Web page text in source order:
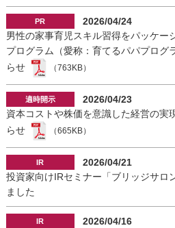
2026/04/24
男性の家事育児スキル習得をパッケー
プログラム（愛称：育てるパパプログ
らせ
（763KB）
2026/04/23
資本コストや株価を意識した経営の実
らせ
（665KB）
2026/04/21
投資家向けIRセミナー「ブリッジサロ
ました
2026/04/16